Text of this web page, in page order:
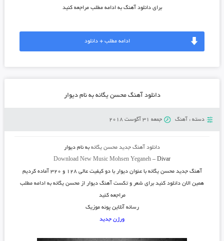
برای دانلود آهنگ به ادامه مطلب مراجعه کنید
ادامه مطلب + دانلود
دانلود آهنگ محسن یگانه به نام دیوار
دسته : آهنگ جمعه 31 آگوست 2018
دانلود آهنگ جدید محسن یگانهبه نام دیوار
Download New Music Mohsen Yeganeh –Divar
آهنگ جدیدمحسن یگانه با عنواندیوار با دو کیفیت عالی ۱۲۸ و ۳۲۰ آماده کردیم
همین الان دانلود کنید برای شعر و تکست آهنگ دیوار از محسن یگانه به ادامه مطلب
مراجعه کنید
رسانه آنلاین پونه موزیک
ورژن جدید